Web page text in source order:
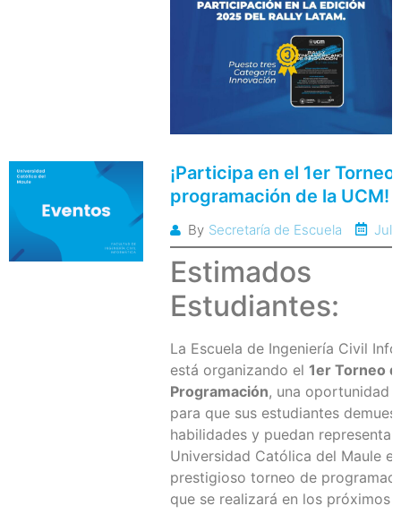
¡Participa en el 1er Torneo
programación de la UCM!
By Secretaría de Escuela
Estimados
Estudiantes:
La Escuela de Ingeniería Civil
está organizando el 1er Torneo
Programación, una oportunidad
para que sus estudiantes
habilidades y puedan representar
Universidad Católica del Maule
prestigioso torneo de
que se realizará en los próximos